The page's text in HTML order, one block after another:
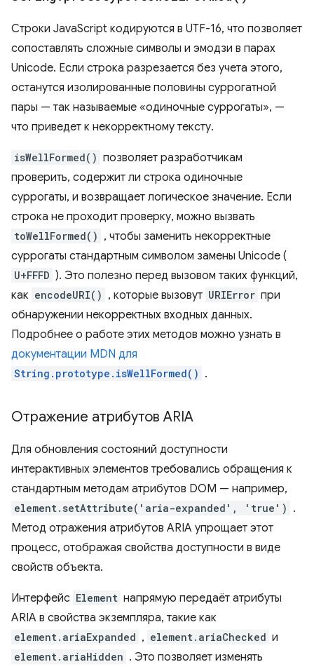
Строки JavaScript кодируются в UTF-16, что позволяет
сопоставлять сложные символы и эмодзи в парах
Unicode. Если строка разрезается без учета этого,
останутся изолированные половины суррогатной
пары — так называемые «одиночные суррогаты», —
что приведет к некорректному тексту.
isWellFormed() позволяет разработчикам
проверить, содержит ли строка одиночные
суррогаты, и возвращает логическое значение. Если
строка не проходит проверку, можно вызвать
toWellFormed() , чтобы заменить некорректные
суррогаты стандартным символом замены Unicode (
U+FFFD ). Это полезно перед вызовом таких функций,
как encodeURI() , которые вызовут URIError при
обнаружении некорректных входных данных.
Подробнее о работе этих методов можно узнать в
документации MDN для
String.prototype.isWellFormed() .
Отражение атрибутов ARIA
Для обновления состояний доступности
интерактивных элементов требовались обращения к
стандартным методам атрибутов DOM — например,
element.setAttribute('aria-expanded', 'true') .
Метод отражения атрибутов ARIA упрощает этот
процесс, отображая свойства доступности в виде
свойств объекта.
Интерфейс Element напрямую передаёт атрибуты
ARIA в свойства экземпляра, такие как
element.ariaExpanded , element.ariaChecked и
element.ariaHidden . Это позволяет изменять